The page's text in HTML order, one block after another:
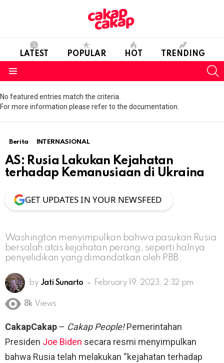
LATEST POPULAR HOT TRENDING
No featured entries match the criteria.
For more information please refer to the documentation.
Berita INTERNASIONAL
AS: Rusia Lakukan Kejahatan
terhadap Kemanusiaan di Ukraina
GET UPDATES IN YOUR NEWSFEED
Washington menyimpulkan bahwa pasukan Rusia
bersalah atas kejahatan perang, seperti halnya
penyelidikan yang dimandatkan oleh PBB.
by Jati Sunarto February 19, 2023, 2:32 pm
8k Views
CakapCakap – Cakap People!Pemerintahan
Presiden Joe Biden secara resmi menyimpulkan
bahwa Rusia telah melakukan “kejahatan terhadap